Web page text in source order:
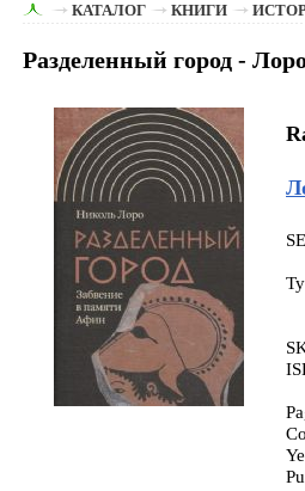
КАТАЛОГ КНИГИ
Разделенный город -